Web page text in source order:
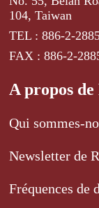
104, Taiwan
TEL : 886-2-
FAX : 886-2-
A propos
Qui sommes-
Newsletter de
Fréquences de